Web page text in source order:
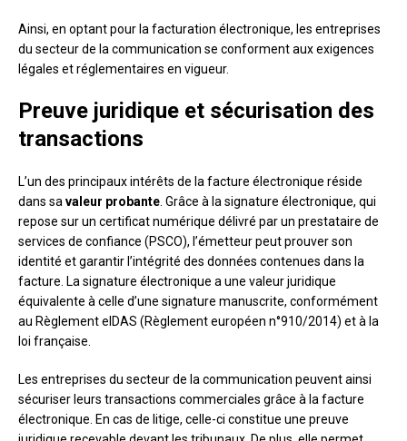
Ainsi, en optant pour la facturation électronique, les entreprises
du secteur de la communication se conforment aux exigences
légales et réglementaires en vigueur.
Preuve juridique et sécurisation des
transactions
L’un des principaux intérêts de la facture électronique réside
dans sa valeur probante . Grâce à la signature électronique, qui
repose sur un certificat numérique délivré par un prestataire de
services de confiance (PSCO), l’émetteur peut prouver son
identité et garantir l’intégrité des données contenues dans la
facture. La signature électronique a une valeur juridique
équivalente à celle d’une signature manuscrite, conformément
au Règlement eIDAS (Règlement européen n°910/2014) et à la
loi française.
Les entreprises du secteur de la communication peuvent ainsi
sécuriser leurs transactions commerciales grâce à la facture
électronique. En cas de litige, celle-ci constitue une preuve